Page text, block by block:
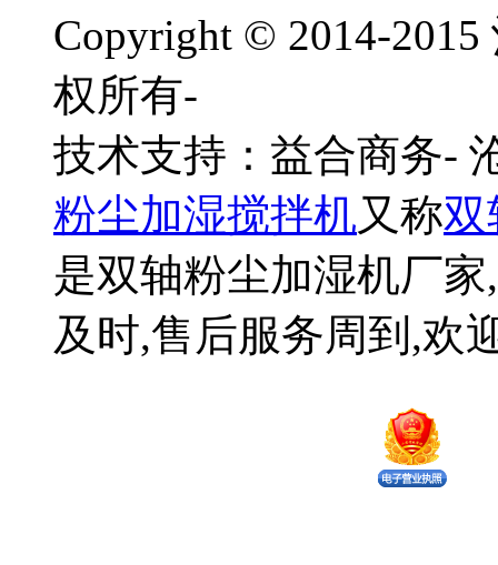
Copyright © 2014-
权所有-
技术支持：益合商务-
粉尘加湿搅拌机又称双
是双轴粉尘加湿机厂
及时,售后服务周到,欢